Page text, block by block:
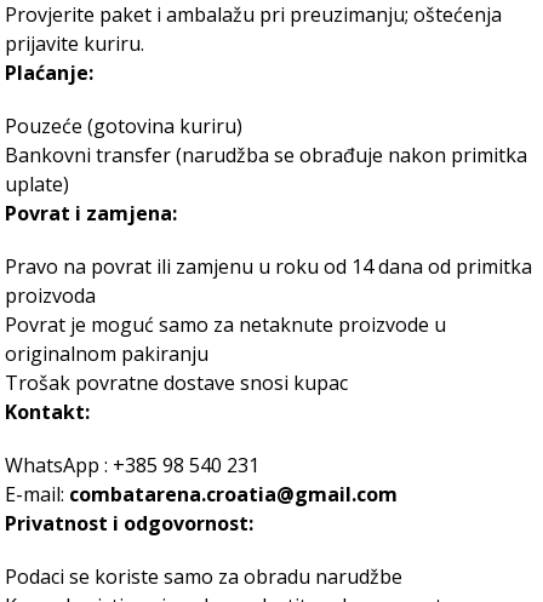
Provjerite paket i ambalažu pri preuzimanju; oštećenja
prijavite kuriru.
Plaćanje:
Pouzeće (gotovina kuriru)
Bankovni transfer (narudžba se obrađuje nakon primitka
uplate)
Povrat i zamjena:
Pravo na povrat ili zamjenu u roku od 14 dana od primitka
proizvoda
Povrat je moguć samo za netaknute proizvode u
originalnom pakiranju
Trošak povratne dostave snosi kupac
Kontakt:
WhatsApp : +385 98 540 231
E-mail: combatarena.croatia@gmail.com
Privatnost i odgovornost:
Podaci se koriste samo za obradu narudžbe